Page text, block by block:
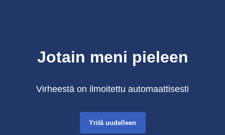
Jotain meni pieleen
Virheestä on ilmoitettu automaattisesti
Yritä uudelleen